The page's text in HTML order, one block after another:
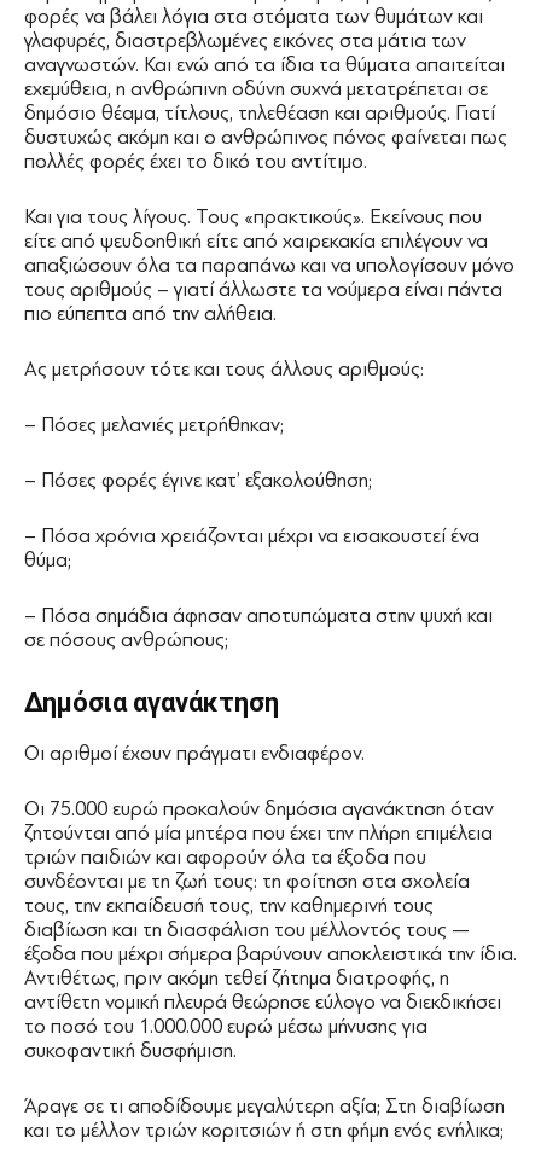
φορές να βάλει λόγια στα στόματα των θυμάτων και
γλαφυρές, διαστρεβλωμένες εικόνες στα μάτια των
αναγνωστών. Και ενώ από τα ίδια τα θύματα απαιτείται
εχεμύθεια, η ανθρώπινη οδύνη συχνά μετατρέπεται σε
δημόσιο θέαμα, τίτλους, τηλεθέαση και αριθμούς. Γιατί
δυστυχώς ακόμη και ο ανθρώπινος πόνος φαίνεται πως
πολλές φορές έχει το δικό του αντίτιμο.
Και για τους λίγους. Τους «πρακτικούς». Εκείνους που
είτε από ψευδοηθική είτε από χαιρεκακία επιλέγουν να
απαξιώσουν όλα τα παραπάνω και να υπολογίσουν μόνο
τους αριθμούς – γιατί άλλωστε τα νούμερα είναι πάντα
πιο εύπεπτα από την αλήθεια.
Ας μετρήσουν τότε και τους άλλους αριθμούς:
– Πόσες μελανιές μετρήθηκαν;
– Πόσες φορές έγινε κατ’ εξακολούθηση;
– Πόσα χρόνια χρειάζονται μέχρι να εισακουστεί ένα
θύμα;
– Πόσα σημάδια άφησαν αποτυπώματα στην ψυχή και
σε πόσους ανθρώπους;
Δημόσια αγανάκτηση
Οι αριθμοί έχουν πράγματι ενδιαφέρον.
Οι 75.000 ευρώ προκαλούν δημόσια αγανάκτηση όταν
ζητούνται από μία μητέρα που έχει την πλήρη επιμέλεια
τριών παιδιών και αφορούν όλα τα έξοδα που
συνδέονται με τη ζωή τους: τη φοίτηση στα σχολεία
τους, την εκπαίδευσή τους, την καθημερινή τους
διαβίωση και τη διασφάλιση του μέλλοντός τους —
έξοδα που μέχρι σήμερα βαρύνουν αποκλειστικά την ίδια.
Αντιθέτως, πριν ακόμη τεθεί ζήτημα διατροφής, η
αντίθετη νομική πλευρά θεώρησε εύλογο να διεκδικήσει
το ποσό του 1.000.000 ευρώ μέσω μήνυσης για
συκοφαντική δυσφήμιση.
Άραγε σε τι αποδίδουμε μεγαλύτερη αξία; Στη διαβίωση
και το μέλλον τριών κοριτσιών ή στη φήμη ενός ενήλικα;